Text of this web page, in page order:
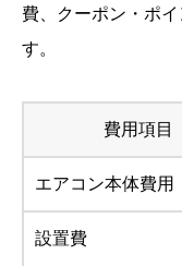
費、クーポン・ポ
す。
費用項目
エアコン本体費用
設置費